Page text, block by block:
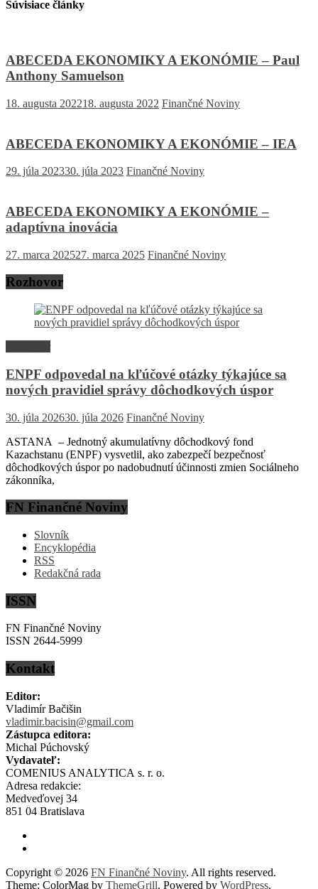
Súvisiace články
ABECEDA EKONOMIKY A EKONÓMIE – Paul
Anthony Samuelson
18. augusta 202218. augusta 2022 Finančné Noviny
ABECEDA EKONOMIKY A EKONÓMIE – IEA
29. júla 202330. júla 2023 Finančné Noviny
ABECEDA EKONOMIKY A EKONÓMIE –
adaptívna inovácia
27. marca 202527. marca 2025 Finančné Noviny
Rozhovor
ENPF odpovedal na kľúčové otázky týkajúce sa
nových pravidiel správy dôchodkových úspor
30. júla 202630. júla 2026 Finančné Noviny
ASTANA – Jednotný akumulatívny dôchodkový fond
Kazachstanu (ENPF) vysvetlil, ako zabezpečí bezpečnosť
dôchodkových úspor po nadobudnutí účinnosti zmien Sociálneho
zákonníka,
FN Finančné Noviny
Slovník
Encyklopédia
RSS
Redakčná rada
ISSN
FN Finančné Noviny
ISSN 2644-5999
Kontakt
Editor:
Vladimír Bačišin
vladimir.bacisin@gmail.com
Zástupca editora:
Michal Púchovský
Vydavateľ:
COMENIUS ANALYTICA s. r. o.
Adresa redakcie:
Medveďovej 34
851 04 Bratislava
Copyright © 2026 FN Finančné Noviny. All rights reserved.
Theme: ColorMag by ThemeGrill. Powered by WordPress.